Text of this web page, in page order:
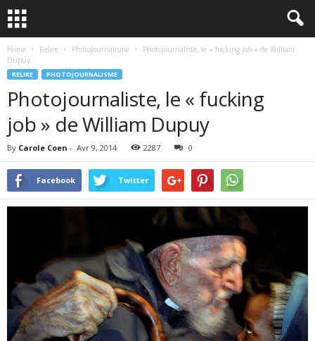
Home Relire Photojournalisme
Photojournaliste, le « fucking job » de William
Dupuy
RELIRE PHOTOJOURNALISME
Photojournaliste, le « fucking
job » de William Dupuy
By Carole Coen - Avr 9, 2014 2287 0
Facebook Twitter